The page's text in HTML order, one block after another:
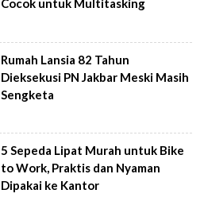
Cocok untuk Multitasking
Rumah Lansia 82 Tahun
Dieksekusi PN Jakbar Meski Masih
Sengketa
5 Sepeda Lipat Murah untuk Bike
to Work, Praktis dan Nyaman
Dipakai ke Kantor